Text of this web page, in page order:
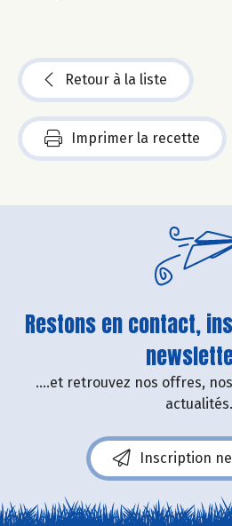
Retour à la liste
Imprimer la recette
Restons en contact,
....et retrouvez nos offres,
actualités.
Inscription